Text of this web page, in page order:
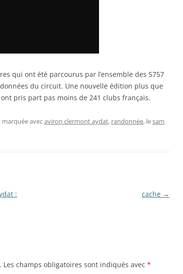
qui ont été parcourus par l’ensemble des 5757
du circuit. Une nouvelle édition plus que
pris part pas moins de 241 clubs français.
marquée avecaviron clermont aydat, randonnée, lesam
:
cache →
Les champs obligatoires sont indiqués avec *